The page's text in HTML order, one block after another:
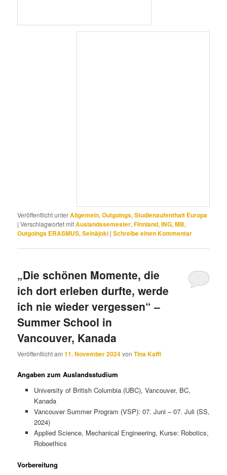
Veröffentlicht unterAllgemein,Outgoings,Studienaufenthalt Europa
|Verschlagwortet mitAuslandssemester,Finnland,ING,MB,
Outgoings ERASMUS,Seinäjoki |Schreibe einen Kommentar
„Die schönen Momente, die
ich dort erleben durfte, werde
ich nie wieder vergessen“ –
Summer School in
Vancouver, Kanada
Veröffentlicht am11. November 2024vonTina Kaffl
Angaben zum Auslandsstudium
University of British Columbia (UBC), Vancouver, BC,
Kanada
Vancouver Summer Program (VSP): 07. Juni – 07. Juli (SS,
2024)
Applied Science, Mechanical Engineering, Kurse: Robotics,
Roboethics
Vorbereitung